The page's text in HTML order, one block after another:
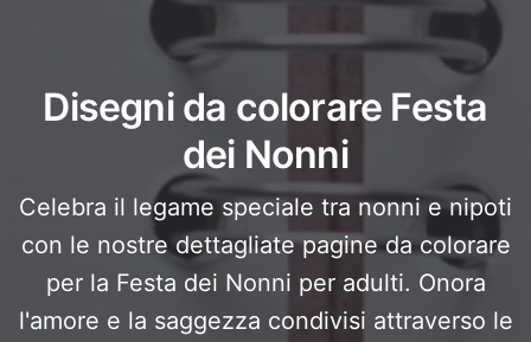
Disegni da colorare Festa
dei Nonni
Celebra il legame speciale tra nonni e nipoti
con le nostre dettagliate pagine da colorare
per la Festa dei Nonni per adulti. Onora
l'amore e la saggezza condivisi attraverso le